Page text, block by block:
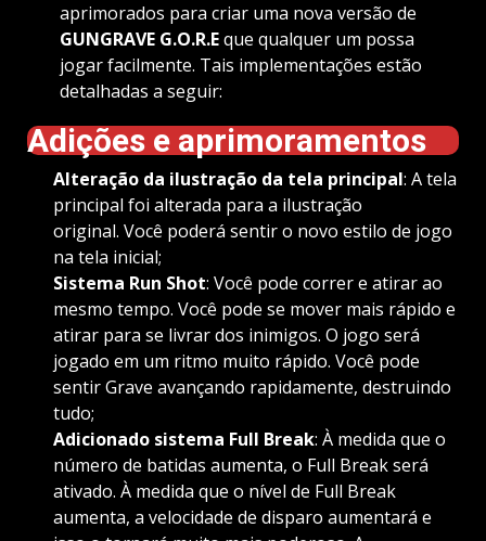
aprimorados para criar uma nova versão de
GUNGRAVE G.O.R.Eque qualquer um possa
jogar facilmente. Tais implementações estão
detalhadas a seguir:
Adições e aprimoramentos
Alteração da ilustração da tela principal: A tela
principal foi alterada para a ilustração
original. Você poderá sentir o novo estilo de jogo
na tela inicial;
Sistema Run Shot: Você pode correr e atirar ao
mesmo tempo. Você pode se mover mais rápido e
atirar para se livrar dos inimigos. O jogo será
jogado em um ritmo muito rápido. Você pode
sentir Grave avançando rapidamente, destruindo
tudo;
Adicionado sistema Full Break: À medida que o
número de batidas aumenta, o Full Break será
ativado. À medida que o nível de Full Break
aumenta, a velocidade de disparo aumentará e